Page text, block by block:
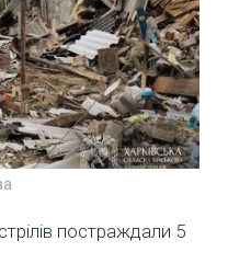
постраждали 5